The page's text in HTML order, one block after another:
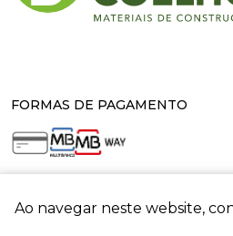
Ao navegar neste website,
FORMAS DE PAGAMENTO